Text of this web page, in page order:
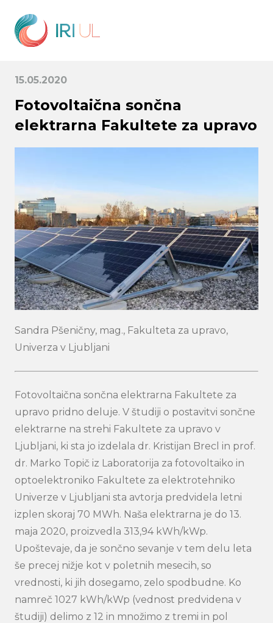
15.05.2020
Fotovoltaična sončna
elektrarna Fakultete za upravo
Sandra Pšeničny, mag., Fakulteta za upravo,
Univerza v Ljubljani
Fotovoltaična sončna elektrarna Fakultete za
upravo pridno deluje. V študiji o postavitvi sončne
elektrarne na strehi Fakultete za upravo v
Ljubljani, ki sta jo izdelala dr. Kristijan Brecl in prof.
dr. Marko Topič iz Laboratorija za fotovoltaiko in
optoelektroniko Fakultete za elektrotehniko
Univerze v Ljubljani sta avtorja predvidela letni
izplen skoraj 70 MWh. Naša elektrarna je do 13.
maja 2020, proizvedla 313,94 kWh/kWp.
Upoštevaje, da je sončno sevanje v tem delu leta
še precej nižje kot v poletnih mesecih, so
vrednosti, ki jih dosegamo, zelo spodbudne. Ko
namreč 1027 kWh/kWp (vednost predvidena v
študiji) delimo z 12 in množimo z tremi in pol